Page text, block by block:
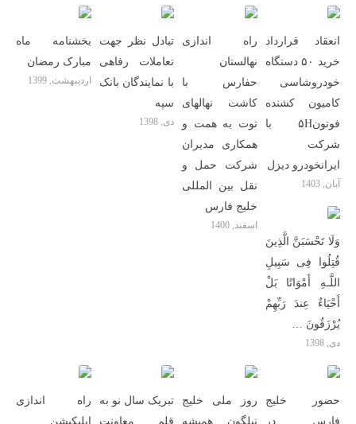
بخشنامه ماه
مبارک رمضان
اردیبهشت, 1399
تبادل نظر جهت
تعاملات رفاهی
با نمایندگان بانک
سپه
دی, 1398
راه اندازی
نهالستان
حفارس با
کاشت نهالهای
توت به همت و
همکاری مدیران
شرکت حمل و
نقل بین المللی
خلیج فارس
اسفند, 1400
انعقاد قرارداد
خرید ۵۰ دستگاه
خودروشاسی
کامیون کشنده
فوتون۵H با
شرکت
ایرانخودرو دیزل
آبان, 1403
وَلَا تَحْسَبَنَّ الَّذِینَ
قُتِلُوا فِی سَبِیلِ
اللَّـهِ أَمْوَاتًا بَلْ
أَحْیَاءٌ عِندَ رَ‌بِّهِمْ
یُرْ‌زَقُونَ …
دی, 1398
راه اندازی
اپلیکیشن
تبریک سال نو به
قلم معاونت
روز ملی خلیج
نیلگون همیشه
حضور خلیج
فارس در